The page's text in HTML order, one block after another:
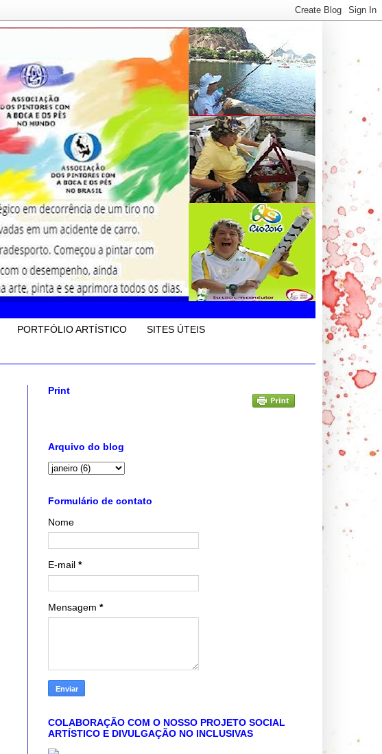
PORTFÓLIO ARTÍSTICO SITES ÚTEIS
Print
Arquivo do blog
Formulário de contato
Nome
E-mail *
Mensagem *
COLABORAÇÃO COM O NOSSO PROJETO SOCIAL
ARTÍSTICO E DIVULGAÇÃO NO INCLUSIVAS